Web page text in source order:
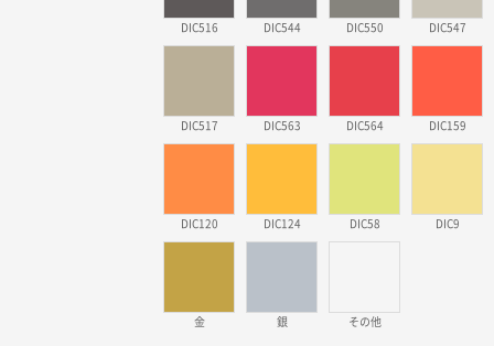
DIC516 DIC544 DIC550 DIC547
DIC517 DIC563 DIC564 DIC159
DIC120 DIC124 DIC58 DIC9
金 銀 その他